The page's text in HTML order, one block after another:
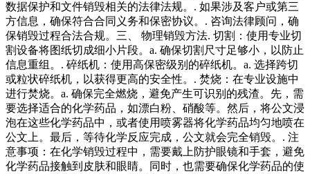
数据保护和文件销毁相关的法律法规。. 如果涉及客户或第三
方信息，确保符合合同义务和保密协议。. 咨询法律顾问，确
保销毁过程合法合规。三、 物理销毁方法. 切割：使用专业切
割设备将图纸切成细小片段。a. 确保切割尺寸足够小，以防止
信息重组。. 碎纸机：使用高保密级别的碎纸机。a. 选择跨切
或粒状碎纸机，以获得更高的安全性。. 焚烧：在专业设施中
进行焚烧。a. 确保完全燃烧，避免产生可识别的残渣。先，需
要选择适合的化学药品，如漂白粉、硝酸等。然后，将公文浸
泡在这些化学药品中，或者使用喷雾器将化学药品均匀地喷在
公文上。最后，等待化学反应完成，公文就会完全销毁。. 注
意事项：在化学销毁过程中，需要戴上防护眼镜和手套，避免
化学药品接触到皮肤和眼睛。同时，也需要确保化学药品的使